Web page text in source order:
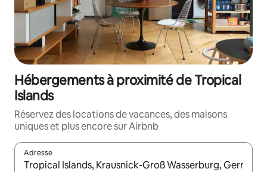
Hébergements à proximité de Tropical
Islands
Réservez des locations de vacances, des maisons
uniques et plus encore sur Airbnb
Adresse
Lorsque les résultats s'affichent, utilisez les flèches vers le